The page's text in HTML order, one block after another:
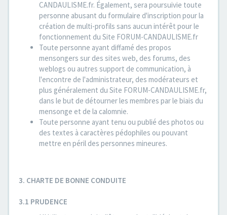
CANDAULISME.fr. Également, sera poursuivie toute
personne abusant du formulaire d'inscription pour la
création de multi-profils sans aucun intérêt pour le
fonctionnement du Site FORUM-CANDAULISME.fr
Toute personne ayant diffamé des propos
mensongers sur des sites web, des forums, des
weblogs ou autres support de communication, à
l'encontre de l'administrateur, des modérateurs et
plus généralement du Site FORUM-CANDAULISME.fr,
dans le but de détourner les membres par le biais du
mensonge et de la calomnie.
Toute personne ayant tenu ou publié des photos ou
des textes à caractères pédophiles ou pouvant
mettre en péril des personnes mineures.
3. CHARTE DE BONNE CONDUITE
3.1 PRUDENCE